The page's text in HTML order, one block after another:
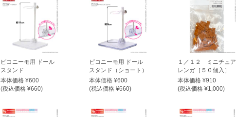
ピコニーモ用 ドール
スタンド
本体価格 ¥600
(税込価格 ¥660)
ピコニーモ用 ドール
スタンド（ショート）
本体価格 ¥600
(税込価格 ¥660)
１／１２ ミニチュア
レンガ［５０個入］
本体価格 ¥910
(税込価格 ¥1,000)